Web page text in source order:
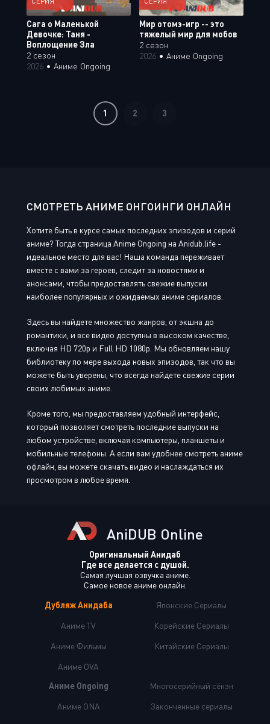
Сага о Маленькой
Девочке: Таня -
Воплощение Зла
2 сезон
2026 • Аниме Ongoing
Мир отомэ-игр -- это
тяжелый мир для мобов
2 сезон
2026 • Аниме Ongoing
1 2 3
СМОТРЕТЬ АНИМЕ ОНГОИНГИ ОНЛАЙН
Хотите быть в курсе самых последних эпизодов и серий
аниме? Тогда страница Anime Ongoing на Anidub.life -
идеальное место для вас! Наша команда переживает
вместе с вами за героев, следит за новостями и
анонсами, чтобы предоставлять свежие выпуски
наиболее популярных и ожидаемых аниме сериалов.
Здесь вы найдете множество жанров, от экшна до
романтики, и все видео доступны в высоком качестве,
включая HD 720p и Full HD 1080p. Мы обновляем нашу
библиотеку по мере выхода новых эпизодов, так что вы
можете быть уверены, что всегда найдете свежие серии
своих любимых аниме.
Кроме того, мы предоставляем удобный интерфейс,
который позволяет смотреть последние выпуски на
любом устройстве, включая компьютеры, планшеты и
мобильные телефоны. А если вам удобнее смотреть аниме
офлайн, вы можете скачать видео и наслаждаться их
просмотром в любое время.
AniDUB Online
Оригинальный Анидаб
Где все делается с душой.
Самая лучшая озвучка аниме.
Самое новое аниме онлайн.
Дубляж Анидаба
Аниме TV
Аниме Фильмы
Аниме OVA
Японские Сериалы
Корейские Сериалы
Китайские Сериалы
Аниме Ongoing
Аниме ONA
Многосерийный сёнэн
Законченные сериалы